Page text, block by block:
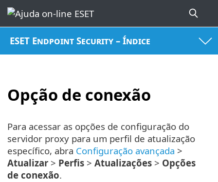
ESET Endpoint Security – Índice
Opção de conexão
Para acessar as opções de configuração do
servidor proxy para um perfil de atualização
específico, abra Configuração avançada >
Atualizar > Perfis > Atualizações > Opções
de conexão.